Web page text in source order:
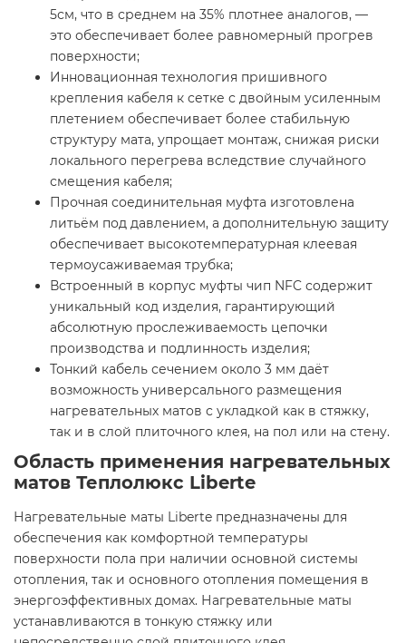
5см, что в среднем на 35% плотнее аналогов, —
это обеспечивает более равномерный прогрев
поверхности;
Инновационная технология пришивного
крепления кабеля к сетке с двойным усиленным
плетением обеспечивает более стабильную
структуру мата, упрощает монтаж, снижая риски
локального перегрева вследствие случайного
смещения кабеля;
Прочная соединительная муфта изготовлена
литьём под давлением, а дополнительную защиту
обеспечивает высокотемпературная клеевая
термоусаживаемая трубка;
Встроенный в корпус муфты чип NFC содержит
уникальный код изделия, гарантирующий
абсолютную прослеживаемость цепочки
производства и подлинность изделия;
Тонкий кабель сечением около 3 мм даёт
возможность универсального размещения
нагревательных матов с укладкой как в стяжку,
так и в слой плиточного клея, на пол или на стену.
Область применения нагревательных
матов Теплолюкс Liberte
Нагревательные маты Liberte предназначены для
обеспечения как комфортной температуры
поверхности пола при наличии основной системы
отопления, так и основного отопления помещения в
энергоэффективных домах. Нагревательные маты
устанавливаются в тонкую стяжку или